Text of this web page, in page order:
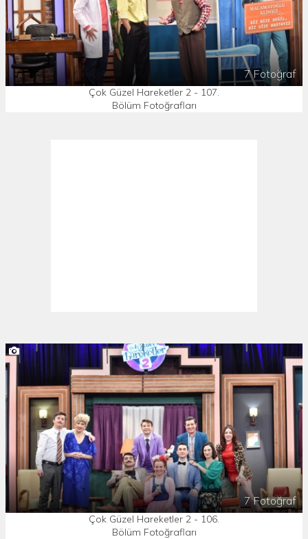
7 Fotoğraf
Çok Güzel Hareketler 2 - 107.
Bölüm Fotoğrafları
7 Fotoğraf
Çok Güzel Hareketler 2 - 106.
Bölüm Fotoğrafları